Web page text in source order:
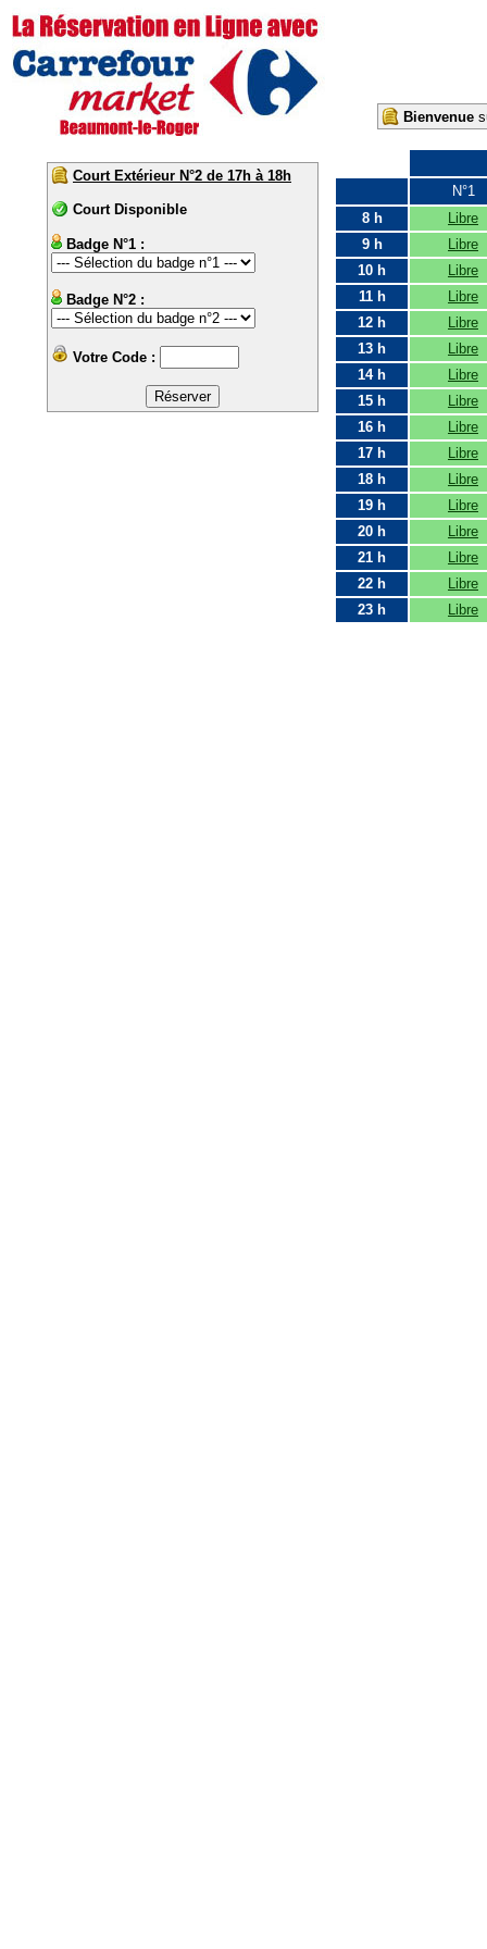
Bienvenue
Court Extérieur N°2 de 17h à 18h
Court Disponible
Badge N°1 :
Badge N°2 :
Votre Code :
N°1
8 h
Libre
9 h
Libre
10 h
Libre
11 h
Libre
12 h
Libre
13 h
Libre
14 h
Libre
15 h
Libre
16 h
Libre
17 h
Libre
18 h
Libre
19 h
Libre
20 h
Libre
21 h
Libre
22 h
Libre
23 h
Libre